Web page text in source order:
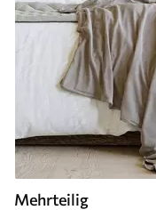
Mehrteilig